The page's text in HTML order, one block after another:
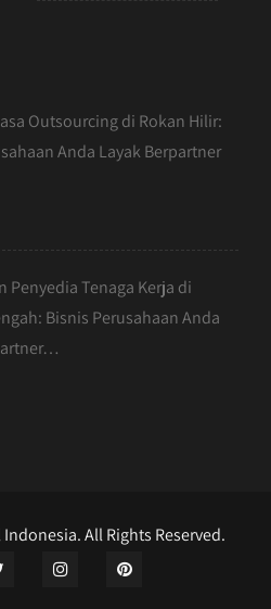
Outsourcing di Rokan Hilir:
Anda Layak Berpartner
Penyedia Tenaga Kerja di
Bisnis Perusahaan Anda
All Rights Reserved.